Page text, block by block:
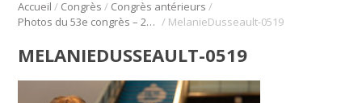
Accueil / Congrès / Congrès antérieurs /
Photos du 53e congrès – 2020 / MelanieDusseault-0519
MELANIEDUSSEAULT-0519